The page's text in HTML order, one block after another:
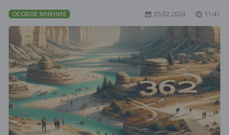
ОСОБОЕ МНЕНИЕ 05.02.2024 11:41